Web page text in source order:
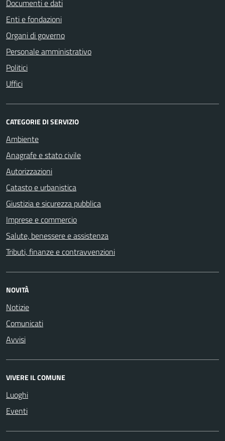
Documenti e dati
Enti e fondazioni
Organi di governo
Personale amministrativo
Politici
Uffici
CATEGORIE DI SERVIZIO
Ambiente
Anagrafe e stato civile
Autorizzazioni
Catasto e urbanistica
Giustizia e sicurezza pubblica
Imprese e commercio
Salute, benessere e assistenza
Tributi, finanze e contravvenzioni
NOVITÀ
Notizie
Comunicati
Avvisi
VIVERE IL COMUNE
Luoghi
Eventi